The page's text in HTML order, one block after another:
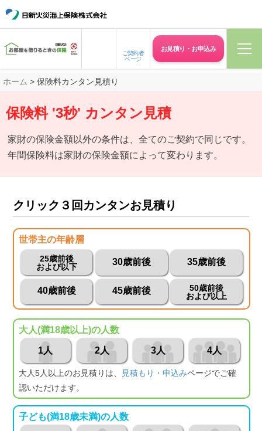
ご契約者
ページ
お見積り・ お申込み
ホーム > 保険料カンタン見積り
保険料 '3秒' カンタン見積
家財の保険金額以外の条件は、全てのご契約で同じです。
年間保険料は家財の保険金額によって変わります。
クリック３回カンタンお見積り
世帯主の年齢層
25歳前後
および以下
30歳前後 35歳前後
40歳前後 45歳前後
50歳前後
および以上
大人(満18歳以上)の人数
1人 2人 3人 4人
大人5人以上のお見積りは、 見積もり・申込みページでご確
認いただけます。
子ども(満18歳未満)の人数